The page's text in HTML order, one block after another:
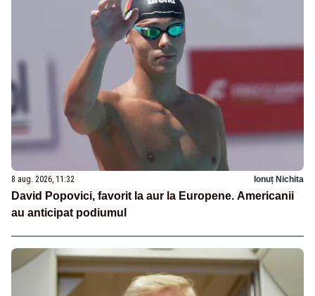
8 aug. 2026, 11:32 Ionuț Nichita
David Popovici, favorit la aur la Europene. Americanii
au anticipat podiumul